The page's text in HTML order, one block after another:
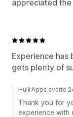
appreciated
Experience has
gets plenty of
HulkApps svarte
Thank you for
experience with